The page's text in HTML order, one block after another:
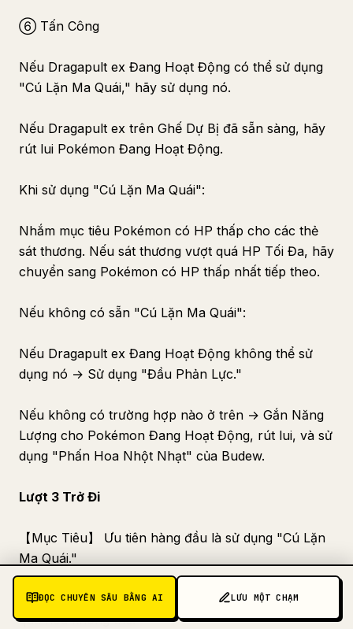
⑥ Tấn Công
Nếu Dragapult ex Đang Hoạt Động có thể sử dụng
"Cú Lặn Ma Quái," hãy sử dụng nó.
Nếu Dragapult ex trên Ghế Dự Bị đã sẵn sàng, hãy
rút lui Pokémon Đang Hoạt Động.
Khi sử dụng "Cú Lặn Ma Quái":
Nhắm mục tiêu Pokémon có HP thấp cho các thẻ
sát thương. Nếu sát thương vượt quá HP Tối Đa, hãy
chuyển sang Pokémon có HP thấp nhất tiếp theo.
Nếu không có sẵn "Cú Lặn Ma Quái":
Nếu Dragapult ex Đang Hoạt Động không thể sử
dụng nó → Sử dụng "Đầu Phản Lực."
Nếu không có trường hợp nào ở trên → Gắn Năng
Lượng cho Pokémon Đang Hoạt Động, rút lui, và sử
dụng "Phấn Hoa Nhột Nhạt" của Budew.
Lượt 3 Trở Đi
【Mục Tiêu】 Ưu tiên hàng đầu là sử dụng "Cú Lặn
Ma Quái."
Thực hiện theo các bước ① đến ⑥ theo thứ tự. Bỏ
qua nếu không thể.
ĐỌC CHUYÊN SÂU BẰNG AI LƯU MỘT CHẠM